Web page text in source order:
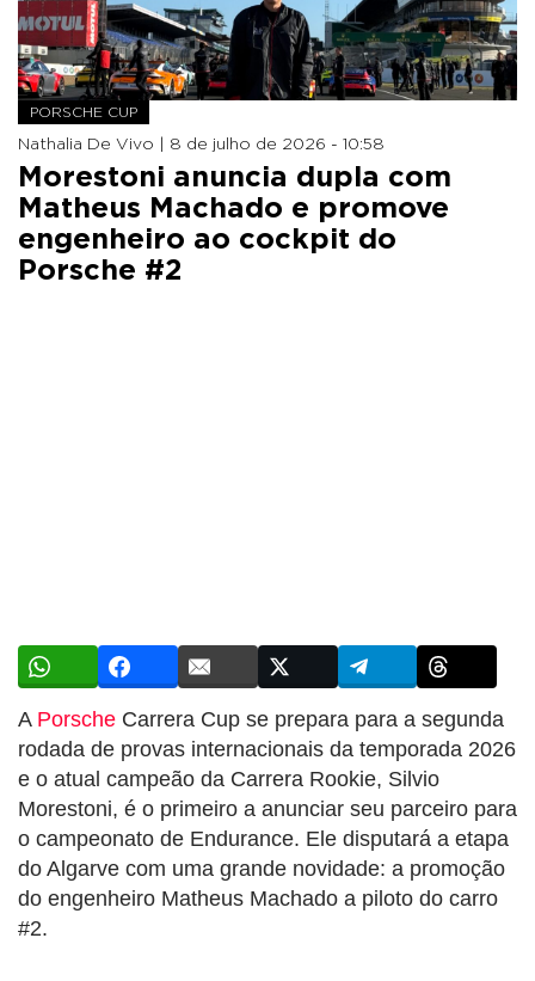
PORSCHE CUP
Nathalia De Vivo | 8 de julho de 2026 - 10:58
Morestoni anuncia dupla com
Matheus Machado e promove
engenheiro ao cockpit do
Porsche #2
A Porsche Carrera Cup se prepara para a segunda
rodada de provas internacionais da temporada 2026
e o atual campeão da Carrera Rookie, Silvio
Morestoni, é o primeiro a anunciar seu parceiro para
o campeonato de Endurance. Ele disputará a etapa
do Algarve com uma grande novidade: a promoção
do engenheiro Matheus Machado a piloto do carro
#2.